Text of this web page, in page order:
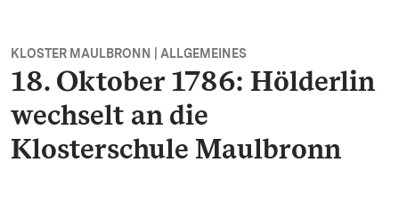
KLOSTER MAULBRONN | ALLGEMEINES
18. Oktober 1786: Hölderlin
wechselt an die
Klosterschule Maulbronn